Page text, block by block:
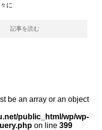
に
記事を読む
be an array or an object
public_html/wp/wp-
on line 399